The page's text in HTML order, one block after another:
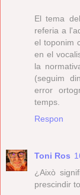
El tema
referia a
el toponim
en el
la
(seguim
error
temps.
Respon
Toni Ros
¿Això
prescindir